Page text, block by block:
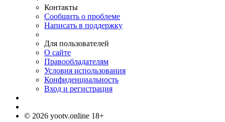
Контакты
Сообщить о проблеме
Написать в поддержку
Для пользователей
О сайте
Правообладателям
Условия использования
Конфиденциальность
Вход и регистрация
© 2026 yootv.online 18+